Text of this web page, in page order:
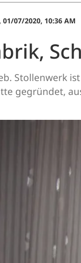
01/07/2020, 10:36 AM
Stollenwerk
gegründet,